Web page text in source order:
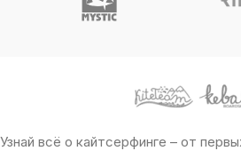
Узнай всё о кайтсерфинге – от